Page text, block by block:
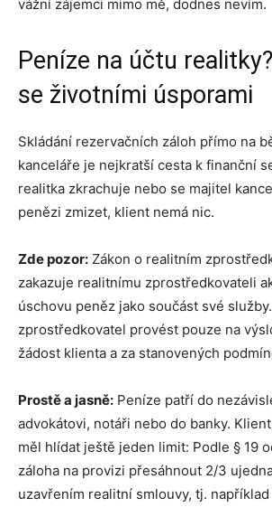
vážní zájemci mimo mě, dodnes nevím.
Peníze na účtu
se životními úsporami
Skládání rezervačních záloh přímo na
kanceláře je nejkratší cesta k finanční
realitka zkrachuje nebo se majitel
penězi zmizet, klient nemá nic.
Zde pozor: Zákon o realitním
zakazuje realitnímu zprostředkovateli
úschovu peněz jako součást své
zprostředkovatel provést pouze na
žádost klienta a za stanovených
Prostě a jasně: Peníze patří do
advokátovi, notáři nebo do banky.
měl hlídat ještě jeden limit: Podle § 19
záloha na provizi přesáhnout 2/3
uzavřením realitní smlouvy, tj.